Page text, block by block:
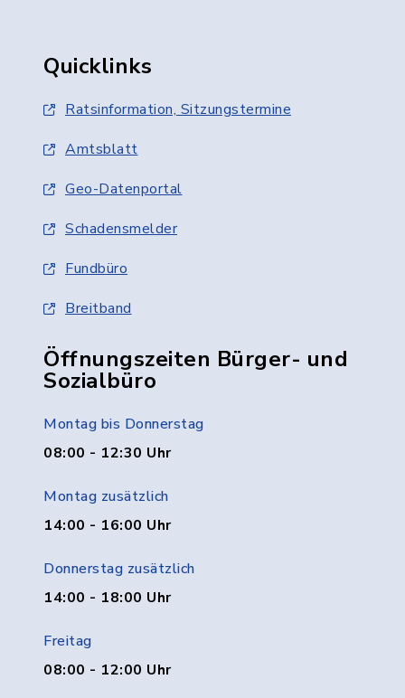
Quicklinks
Ratsinformation, Sitzungstermine
Amtsblatt
Geo-Datenportal
Schadensmelder
Fundbüro
Breitband
Öffnungszeiten Bürger- und
Sozialbüro
Montag bis Donnerstag
08:00 - 12:30 Uhr
Montag zusätzlich
14:00 - 16:00 Uhr
Donnerstag zusätzlich
14:00 - 18:00 Uhr
Freitag
08:00 - 12:00 Uhr